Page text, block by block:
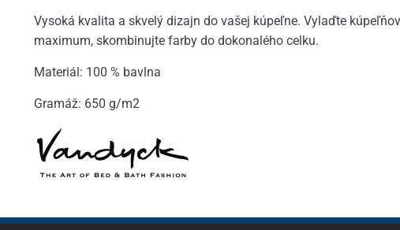
Vysoká kvalita a skvelý dizajn do vašej kúpeľne. Vylaďte
maximum, skombinujte farby do dokonalého celku.
Materiál: 100 % bavlna
Gramáž: 650 g/m2